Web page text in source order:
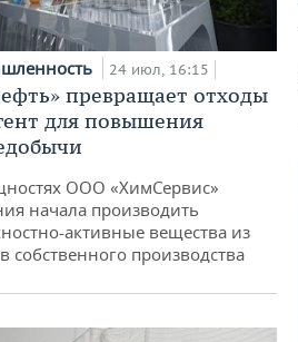
24 июл, 16:15
превращает отходы
для повышения
ООО «ХимСервис»
начала производить
активные вещества из
собственного производства